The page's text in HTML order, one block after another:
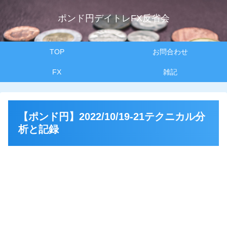
ポンド円デイトレFX反省会
TOP お問合わせ
FX 雑記
【ポンド円】2022/10/19-21テクニカル分
析と記録